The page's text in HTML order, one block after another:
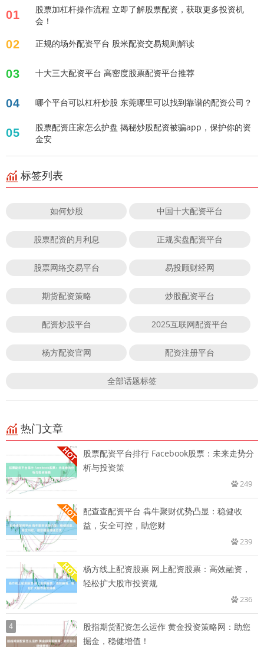
01
股票加杠杆操作流程 立即了解股票配资，获取更多投资机
会！
02 正规的场外配资平台 股米配资交易规则解读
03 十大三大配资平台 高密度股票配资平台推荐
04 哪个平台可以杠杆炒股 东莞哪里可以找到靠谱的配资公司？
05
股票配资庄家怎么护盘 揭秘炒股配资被骗app，保护你的资
金安
标签列表
如何炒股 中国十大配资平台
股票配资的月利息 正规实盘配资平台
股票网络交易平台 易投顾财经网
期货配资策略 炒股配资平台
配资炒股平台 2025互联网配资平台
杨方配资官网 配资注册平台
全部话题标签
热门文章
股票配资平台排行 Facebook股票：未来走势分
析与投资策
249
配查查配资平台 犇牛聚财优势凸显：稳健收
益，安全可控，助您财
239
杨方线上配资股票 网上配资股票：高效融资，
轻松扩大股市投资规
236
4
股指期货配资怎么运作 黄金投资策略网：助您
掘金，稳健增值！